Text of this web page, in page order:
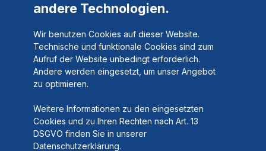
andere Technologien.
Wir benutzen Cookies auf dieser Website.
Technische und funktionale Cookies sind zum
Aufruf der Website unbedingt erforderlich.
Andere werden eingesetzt, um unser Angebot
zu optimieren.
Weitere Informationen zu den eingesetzten
Cookies und zu Ihren Rechten nach Art. 13
DSGVO finden Sie in unserer
Datenschutzerklärung.